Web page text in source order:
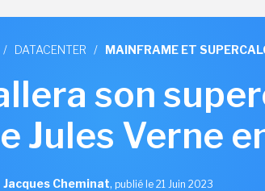
/ DATACENTER / MAINFRAME ET
son
Jules Verne
Jacques Cheminat, publié le 21 Juin 2023